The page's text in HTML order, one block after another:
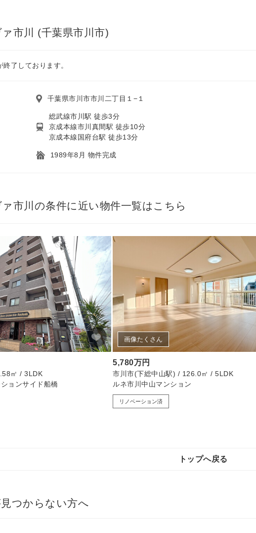
市川 (千葉県市川市)
了しております。
千葉県市川市市川二丁目１−１
総武線市川駅 徒歩3分
京成本線市川真間駅 徒歩10分
京成本線国府台駅 徒歩13分
1989年8月 物件完成
市川の条件に近い物件一覧はこちら
㎡ / 3LDK
ョンサイド船橋
画像たくさん
5,780万円
市川市(下総中山駅) / 126.0㎡ / 5LDK
ルネ市川中山マンション
リノベーション済
トップへ戻る
つからない方へ